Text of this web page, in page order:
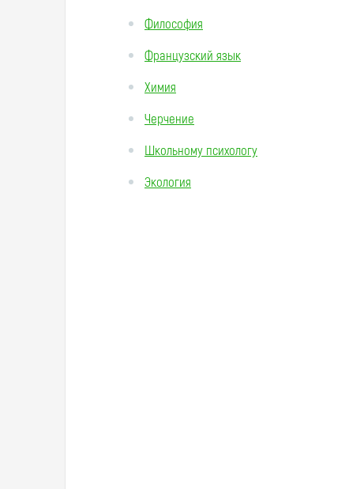
Философия
Французский язык
Химия
Черчение
Школьному психологу
Экология